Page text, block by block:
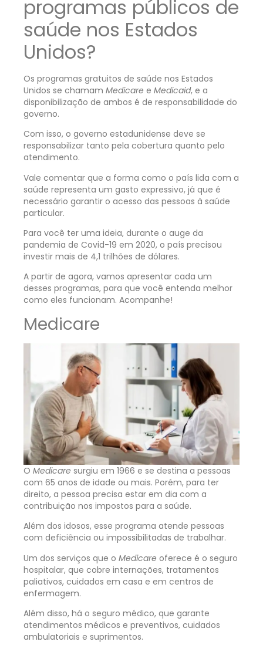
programas públicos de
saúde nos Estados
Unidos?
Os programas gratuitos de saúde nos Estados
Unidos se chamam Medicare e Medicaid, e a
disponibilização de ambos é de responsabilidade do
governo.
Com isso, o governo estadunidense deve se
responsabilizar tanto pela cobertura quanto pelo
atendimento.
Vale comentar que a forma como o país lida com a
saúde representa um gasto expressivo, já que é
necessário garantir o acesso das pessoas à saúde
particular.
Para você ter uma ideia, durante o auge da
pandemia de Covid-19 em 2020, o país precisou
investir mais de 4,1 trilhões de dólares.
A partir de agora, vamos apresentar cada um
desses programas, para que você entenda melhor
como eles funcionam. Acompanhe!
Medicare
O Medicare surgiu em 1966 e se destina a pessoas
com 65 anos de idade ou mais. Porém, para ter
direito, a pessoa precisa estar em dia com a
contribuição nos impostos para a saúde.
Além dos idosos, esse programa atende pessoas
com deficiência ou impossibilitadas de trabalhar.
Um dos serviços que o Medicare oferece é o seguro
hospitalar, que cobre internações, tratamentos
paliativos, cuidados em casa e em centros de
enfermagem.
Além disso, há o seguro médico, que garante
atendimentos médicos e preventivos, cuidados
ambulatoriais e suprimentos.